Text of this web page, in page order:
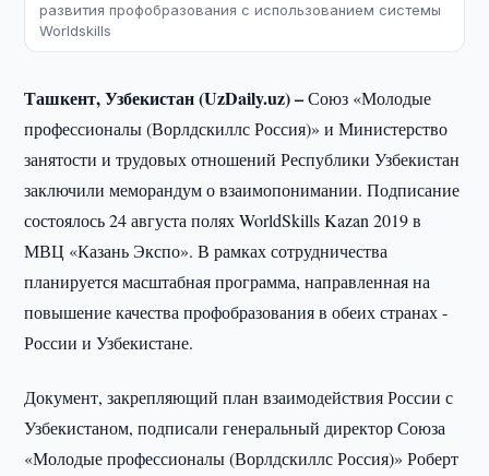
развития профобразования с использованием системы
Worldskills
Ташкент, Узбекистан (UzDaily.uz) –Союз «Молодые
профессионалы (Ворлдскиллс Россия)» и Министерство
занятости и трудовых отношений Республики Узбекистан
заключили меморандум о взаимопонимании. Подписание
состоялось 24 августа полях WorldSkills Kazan 2019 в
МВЦ «Казань Экспо». В рамках сотрудничества
планируется масштабная программа, направленная на
повышение качества профобразования в обеих странах -
России и Узбекистане.
Документ, закрепляющий план взаимодействия России с
Узбекистаном, подписали генеральный директор Союза
«Молодые профессионалы (Ворлдскиллс Россия)» Роберт